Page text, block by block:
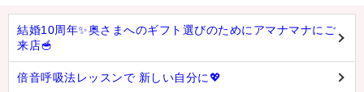
結婚10周年✨奥さまへのギフト選びのためにアマナマナにご
来店🥣
倍音呼吸法レッスンで 新しい自分に💖